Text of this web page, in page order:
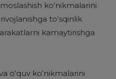
ko‘nikmalarini
to‘sqinlik
kamaytirishga
o‘quv ko‘nikmalarini